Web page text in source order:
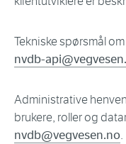
Tekniske spørsmål
nvdb-
Administrative
brukere, roller og
nvdb@vegvesen.no.